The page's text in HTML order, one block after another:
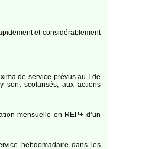
et considérablement
de service prévus au I de
sont scolarisés, aux actions
mensuelle en REP+ d’un
hebdomadaire dans les